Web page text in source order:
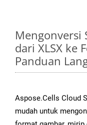
Mengonversi
dari XLSX ke
Panduan
Aspose.Cells Cloud
mudah untuk